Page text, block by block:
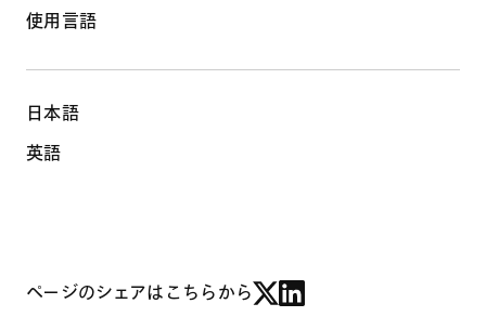
使用言語
日本語
英語
ページのシェアはこちらから